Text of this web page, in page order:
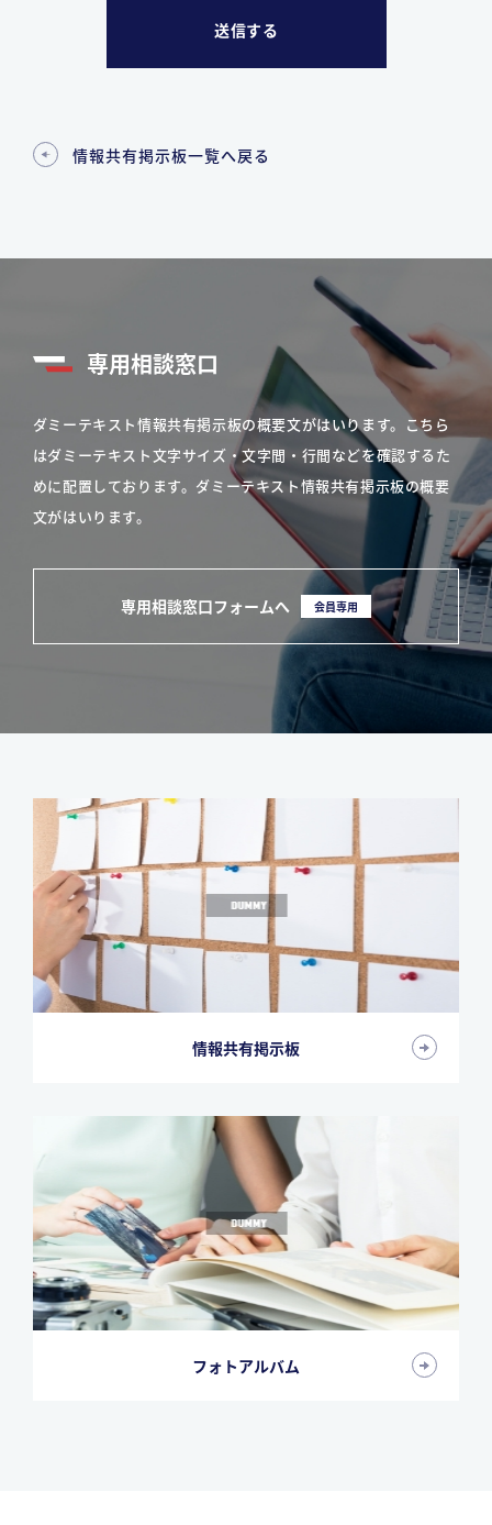
情報共有掲示板一覧へ戻る
専用相談窓口
ダミーテキスト情報共有掲示板の概要文がはいります。こちら
はダミーテキスト文字サイズ・文字間・行間などを確認するた
めに配置しております。ダミーテキスト情報共有掲示板の概要
文がはいります。
専用相談窓口フォームへ 会員専用
情報共有掲示板
フォトアルバム